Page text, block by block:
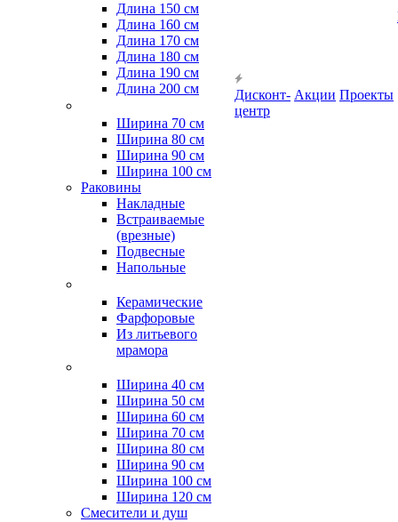
Длина 150 см
Длина 160 см
Длина 170 см
Длина 180 см
Длина 190 см
Длина 200 см
Ширина 70 см
Ширина 80 см
Ширина 90 см
Ширина 100 см
Раковины
Накладные
Встраиваемые
(врезные)
Подвесные
Напольные
Керамические
Фарфоровые
Из литьевого
мрамора
Ширина 40 см
Ширина 50 см
Ширина 60 см
Ширина 70 см
Ширина 80 см
Ширина 90 см
Ширина 100 см
Ширина 120 см
Смесители и душ
Дисконт-
центр
Акции Проекты